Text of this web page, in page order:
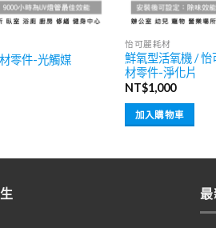
零件-光觸媒
怡可麗耗材
鮮氧型活氧機 /
材零件-淨化片
NT$1,000
加入購物車